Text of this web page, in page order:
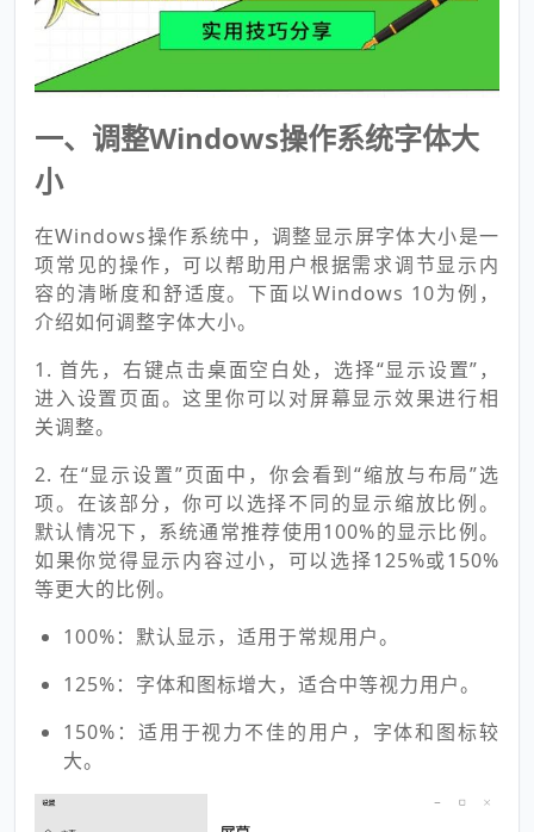
一、调整Windows操作系统字体大
小
在Windows操作系统中，调整显示屏字体大小是一
项常见的操作，可以帮助用户根据需求调节显示内
容的清晰度和舒适度。下面以Windows 10为例，
介绍如何调整字体大小。
1. 首先，右键点击桌面空白处，选择“显示设置”，
进入设置页面。这里你可以对屏幕显示效果进行相
关调整。
2. 在“显示设置”页面中，你会看到“缩放与布局”选
项。在该部分，你可以选择不同的显示缩放比例。
默认情况下，系统通常推荐使用100%的显示比例。
如果你觉得显示内容过小，可以选择125%或150%
等更大的比例。
100%：默认显示，适用于常规用户。
125%：字体和图标增大，适合中等视力用户。
150%：适用于视力不佳的用户，字体和图标较
大。